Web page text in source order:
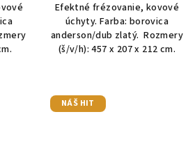
Efektné frézovanie, kovové
úchyty. Farba: borovica
anderson/dub zlatý. Rozmery
(š/v/h): 457 x 207 x 212 cm.
NÁŠ HIT